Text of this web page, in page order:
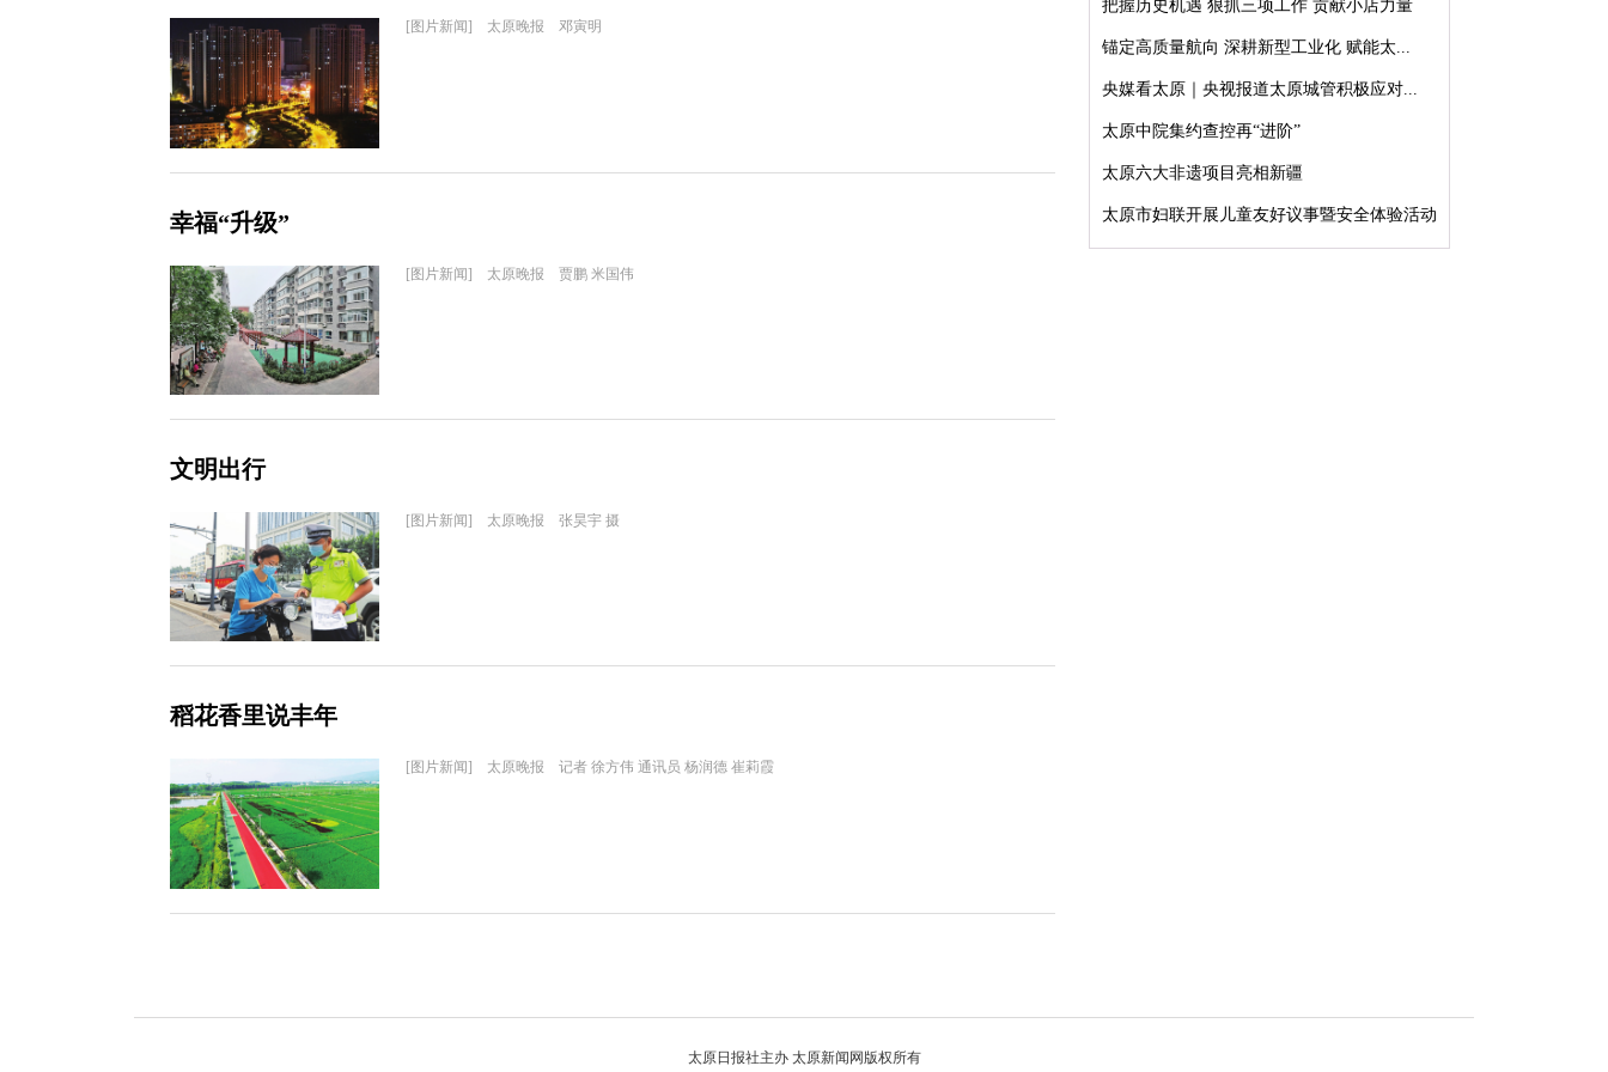
[图片新闻] 太原晚报 邓寅明
幸福“升级”
[图片新闻] 太原晚报 贾鹏 米国伟
文明出行
[图片新闻] 太原晚报 张昊宇 摄
稻花香里说丰年
[图片新闻] 太原晚报 记者 徐方伟 通讯员 杨润德 崔莉霞
把握历史机遇 狠抓三项工作 贡献小店力量
锚定高质量航向 深耕新型工业化 赋能太...
央媒看太原｜央视报道太原城管积极应对...
太原中院集约查控再“进阶”
太原六大非遗项目亮相新疆
太原市妇联开展儿童友好议事暨安全体验活动
太原日报社主办 太原新闻网版权所有